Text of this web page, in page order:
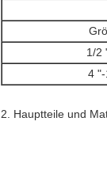
1/2
4
2. Hauptteile und